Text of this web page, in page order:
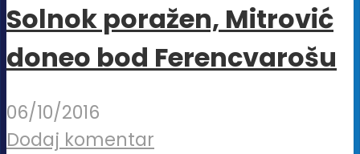
Solnok poražen, Mitrović
doneo bod Ferencvarošu
06/10/2016
Dodaj komentar